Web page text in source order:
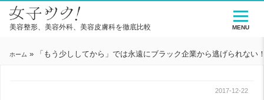
美容整形、美容外科、美容皮膚科を徹底比較
ホーム » 「もう少ししてから」では永遠にブラック企業から逃げられな
2017-12-22
MENU